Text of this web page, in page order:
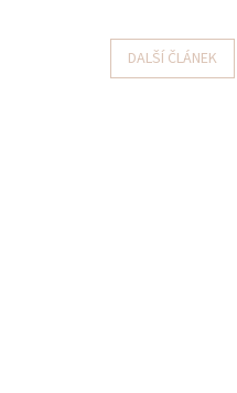
DALŠÍ ČLÁNEK